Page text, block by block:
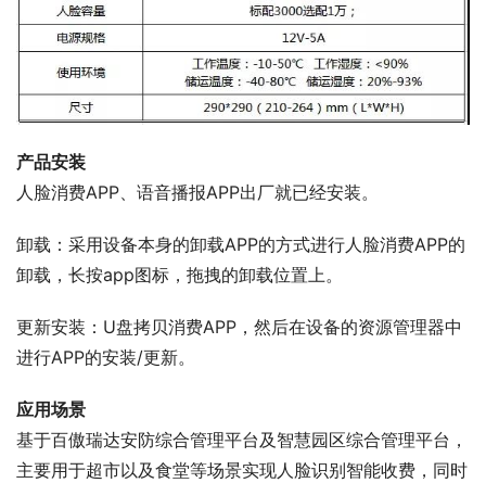
产品安装
人脸消费APP、语音播报APP出厂就已经安装。
卸载：采用设备本身的卸载APP的方式进行人脸消费APP的
卸载，长按app图标，拖拽的卸载位置上。
更新安装：U盘拷贝消费APP，然后在设备的资源管理器中
进行APP的安装/更新。
应用场景
基于百傲瑞达安防综合管理平台及智慧园区综合管理平台，
主要用于超市以及食堂等场景实现人脸识别智能收费，同时